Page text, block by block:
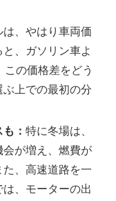
、やはり車両価
、ガソリン車よ
の価格差をどう
上での最初の分
も：特に冬場は、
が増え、燃費が
、高速道路を一
、モーターの出